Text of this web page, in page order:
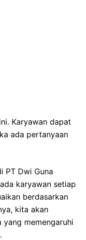
Karyawan dapat
ada pertanyaan
PT Dwi Guna
karyawan setiap
berdasarkan
kita akan
memengaruhi